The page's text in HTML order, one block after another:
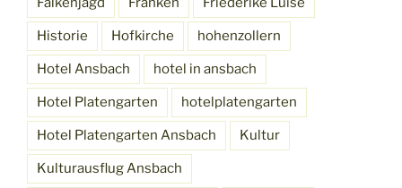
Historie Hofkirche hohenzollern
Hotel Ansbach hotel in ansbach
Hotel Platengarten hotelplatengarten
Hotel Platengarten Ansbach Kultur
Kulturausflug Ansbach